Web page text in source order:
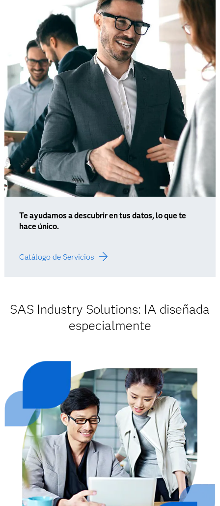
Te ayudamos a descubrir en tus datos, lo que te
hace único.
Catálogo de Servicios
SAS Industry Solutions: IA diseñada
especialmente